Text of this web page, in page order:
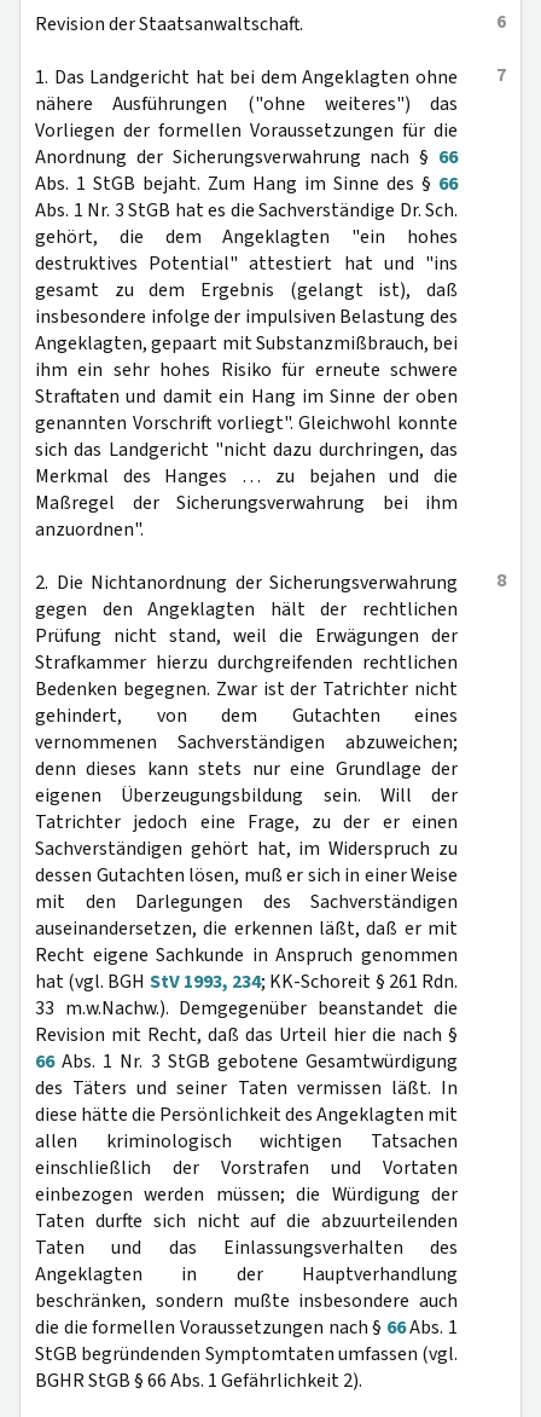
6
Revision der Staatsanwaltschaft.
7
1. Das Landgericht hat bei dem Angeklagten ohne
nähere Ausführungen ("ohne weiteres") das
Vorliegen der formellen Voraussetzungen für die
Anordnung der Sicherungsverwahrung nach § 66
Abs. 1 StGB bejaht. Zum Hang im Sinne des § 66
Abs. 1 Nr. 3 StGB hat es die Sachverständige Dr. Sch.
gehört, die dem Angeklagten "ein hohes
destruktives Potential" attestiert hat und "ins
gesamt zu dem Ergebnis (gelangt ist), daß
insbesondere infolge der impulsiven Belastung des
Angeklagten, gepaart mit Substanzmißbrauch, bei
ihm ein sehr hohes Risiko für erneute schwere
Straftaten und damit ein Hang im Sinne der oben
genannten Vorschrift vorliegt". Gleichwohl konnte
sich das Landgericht "nicht dazu durchringen, das
Merkmal des Hanges … zu bejahen und die
Maßregel der Sicherungsverwahrung bei ihm
anzuordnen".
8
2. Die Nichtanordnung der Sicherungsverwahrung
gegen den Angeklagten hält der rechtlichen
Prüfung nicht stand, weil die Erwägungen der
Strafkammer hierzu durchgreifenden rechtlichen
Bedenken begegnen. Zwar ist der Tatrichter nicht
gehindert, von dem Gutachten eines
vernommenen Sachverständigen abzuweichen;
denn dieses kann stets nur eine Grundlage der
eigenen Überzeugungsbildung sein. Will der
Tatrichter jedoch eine Frage, zu der er einen
Sachverständigen gehört hat, im Widerspruch zu
dessen Gutachten lösen, muß er sich in einer Weise
mit den Darlegungen des Sachverständigen
auseinandersetzen, die erkennen läßt, daß er mit
Recht eigene Sachkunde in Anspruch genommen
hat (vgl. BGH StV 1993, 234; KK-Schoreit § 261 Rdn.
33 m.w.Nachw.). Demgegenüber beanstandet die
Revision mit Recht, daß das Urteil hier die nach §
66Abs. 1 Nr. 3 StGB gebotene Gesamtwürdigung
des Täters und seiner Taten vermissen läßt. In
diese hätte die Persönlichkeit des Angeklagten mit
allen kriminologisch wichtigen Tatsachen
einschließlich der Vorstrafen und Vortaten
einbezogen werden müssen; die Würdigung der
Taten durfte sich nicht auf die abzuurteilenden
Taten und das Einlassungsverhalten des
Angeklagten in der Hauptverhandlung
beschränken, sondern mußte insbesondere auch
die die formellen Voraussetzungen nach § 66Abs. 1
StGB begründenden Symptomtaten umfassen (vgl.
BGHR StGB § 66 Abs. 1 Gefährlichkeit 2).